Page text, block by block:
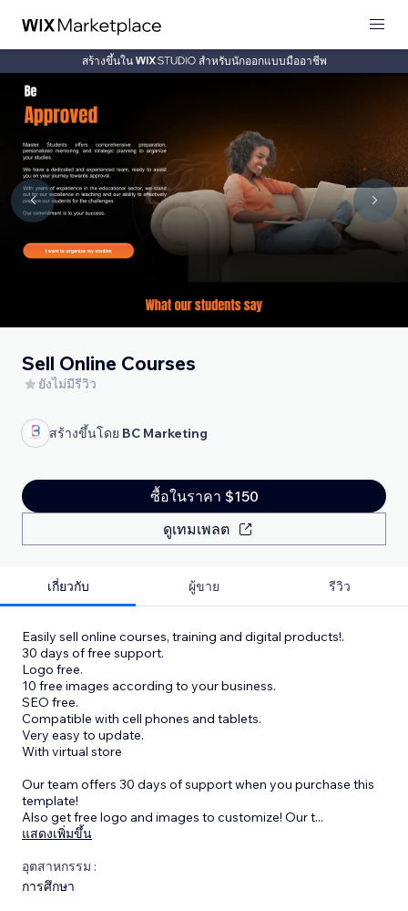
สร้างขึ้นใน สำหรับนักออกแบบมืออาชีพ
Sell Online Courses
ยังไม่มีรีวิว
สร้างขึ้นโดย BC Marketing
ซื้อในราคา $150
ดูเทมเพลต
เกี่ยวกับ ผู้ขาย รีวิว
Easily sell online courses, training and digital products!.
30 days of free support.
Logo free.
10 free images according to your business.
SEO free.
Compatible with cell phones and tablets.
Very easy to update.
With virtual store
Our team offers 30 days of support when you purchase this
template!
Also get free logo and images to customize! Our t...
แสดงเพิ่มขึ้น
อุตสาหกรรม :
การศึกษา